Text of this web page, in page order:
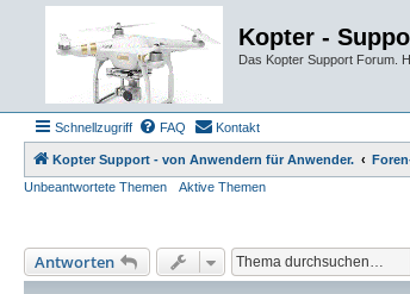
Kopter -
Das Kopter Support Forum.
Schnellzugriff FAQ Kontakt
Kopter Support - von Anwendern für Anwender.
Unbeantwortete Themen
Aktive Themen
Antworten